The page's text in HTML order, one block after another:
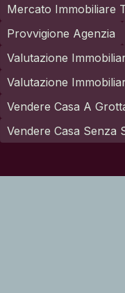
Mercato Immobiliare
Provvigione Agenzia
Valutazione
Valutazione
Vendere Casa A
Vendere Casa Senza